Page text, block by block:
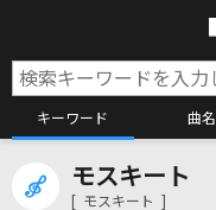
キーワード 曲名
モスキート
[ モスキート ]